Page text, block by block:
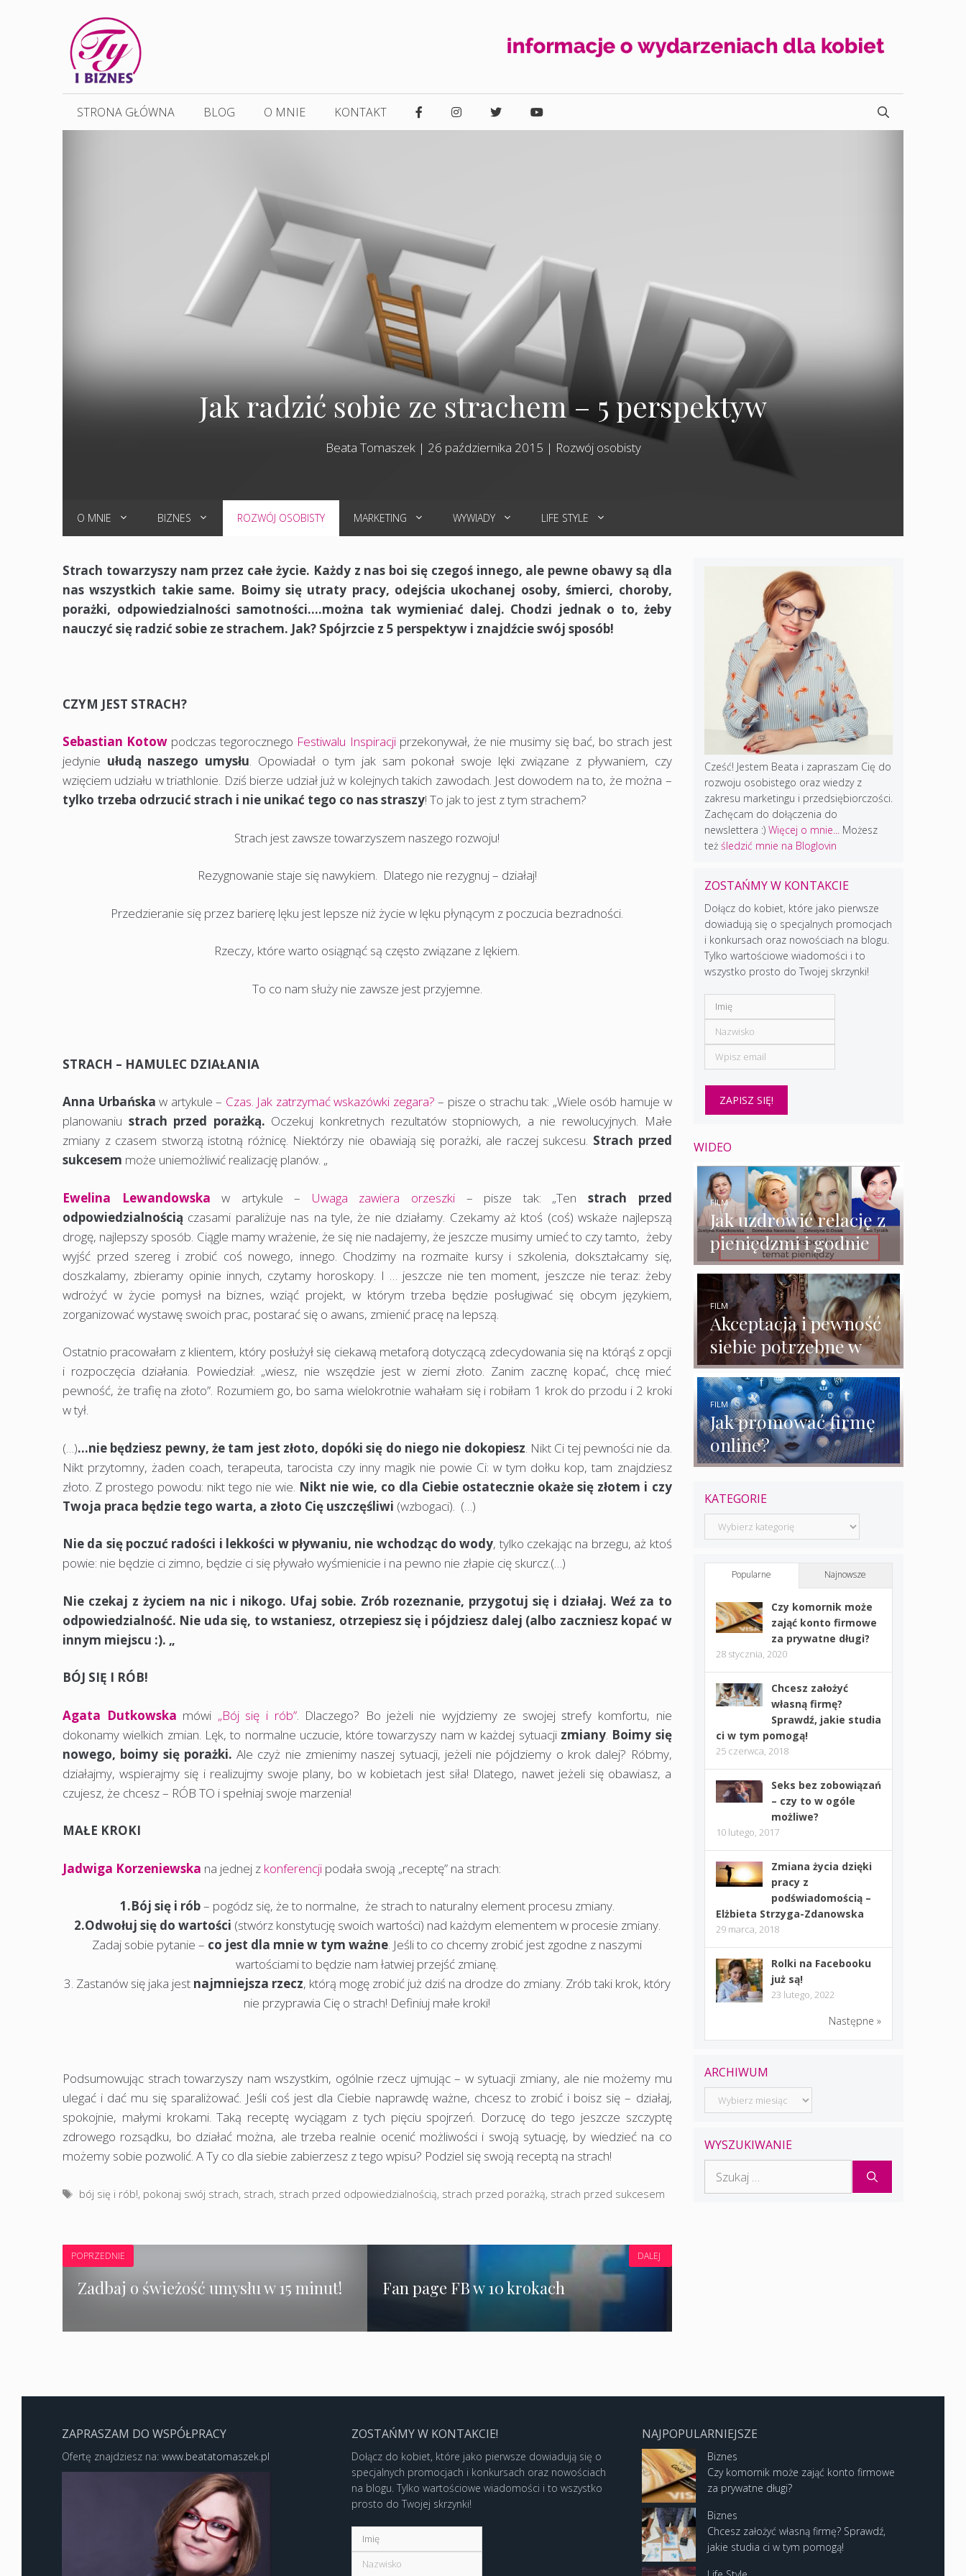
STRONA GŁÓWNA BLOG O MNIE KONTAKT
Jak radzić sobie ze strachem – 5 perspektyw
Beata Tomaszek| 26 października 2015 | Rozwój osobisty
O MNIE BIZNES ROZWÓJ OSOBISTY MARKETING WYWIADY LIFE STYLE
Strach towarzyszy nam przez całe życie. Każdy z nas boi się czegoś innego, ale pewne obawy są dla
nas wszystkich takie same. Boimy się utraty pracy, odejścia ukochanej osoby, śmierci, choroby,
porażki, odpowiedzialności samotności….można tak wymieniać dalej. Chodzi jednak o to, żeby
nauczyć się radzić sobie ze strachem. Jak? Spójrzcie z 5 perspektyw i znajdźcie swój sposób!
CZYM JEST STRACH?
Sebastian Kotow podczas tegorocznego Festiwalu Inspiracjiprzekonywał, że nie musimy się bać, bo strach jest
jedynie ułudą naszego umysłu. Opowiadał o tym jak sam pokonał swoje lęki związane z pływaniem, czy
wzięciem udziału w triathlonie. Dziś bierze udział już w kolejnych takich zawodach. Jest dowodem na to, że można –
tylko trzeba odrzucić strach i nie unikać tego co nas straszy! To jak to jest z tym strachem?
Strach jest zawsze towarzyszem naszego rozwoju!
Rezygnowanie staje się nawykiem. Dlatego nie rezygnuj – działaj!
Przedzieranie się przez barierę lęku jest lepsze niż życie w lęku płynącym z poczucia bezradności.
Rzeczy, które warto osiągnąć są często związane z lękiem.
To co nam służy nie zawsze jest przyjemne.
STRACH – HAMULEC DZIAŁANIA
Anna Urbańska w artykule – Czas. Jak zatrzymać wskazówki zegara? – pisze o strachu tak: „Wiele osób hamuje w
planowaniu strach przed porażką. Oczekuj konkretnych rezultatów stopniowych, a nie rewolucyjnych. Małe
zmiany z czasem stworzą istotną różnicę. Niektórzy nie obawiają się porażki, ale raczej sukcesu. Strach przed
sukcesem może uniemożliwić realizację planów. „
Ewelina Lewandowska w artykule – Uwaga zawiera orzeszki – pisze tak: „Ten strach przed
odpowiedzialnością czasami paraliżuje nas na tyle, że nie działamy. Czekamy aż ktoś (coś) wskaże najlepszą
drogę, najlepszy sposób. Ciągle mamy wrażenie, że się nie nadajemy, że jeszcze musimy umieć to czy tamto, żeby
wyjść przed szereg i zrobić coś nowego, innego. Chodzimy na rozmaite kursy i szkolenia, dokształcamy się,
doszkalamy, zbieramy opinie innych, czytamy horoskopy. I … jeszcze nie ten moment, jeszcze nie teraz: żeby
wdrożyć w życie pomysł na biznes, wziąć projekt, w którym trzeba będzie posługiwać się obcym językiem,
zorganizować wystawę swoich prac, postarać się o awans, zmienić pracę na lepszą.
Ostatnio pracowałam z klientem, który posłużył się ciekawą metaforą dotyczącą zdecydowania się na którąś z opcji
i rozpoczęcia działania. Powiedział: „wiesz, nie wszędzie jest w ziemi złoto. Zanim zacznę kopać, chcę mieć
pewność, że trafię na złoto”. Rozumiem go, bo sama wielokrotnie wahałam się i robiłam 1 krok do przodu i 2 kroki
w tył.
(…)…nie będziesz pewny, że tam jest złoto, dopóki się do niego nie dokopiesz . Nikt Ci tej pewności nie da.
Nikt przytomny, żaden coach, terapeuta, tarocista czy inny magik nie powie Ci: w tym dołku kop, tam znajdziesz
złoto. Z prostego powodu: nikt tego nie wie. Nikt nie wie, co dla Ciebie ostatecznie okaże się złotem i czy
Twoja praca będzie tego warta, a złoto Cię uszczęśliwi (wzbogaci). (…)
Nie da się poczuć radości i lekkości w pływaniu, nie wchodząc do wody, tylko czekając na brzegu, aż ktoś
powie: nie będzie ci zimno, będzie ci się pływało wyśmienicie i na pewno nie złapie cię skurcz.(…)
Nie czekaj z życiem na nic i nikogo. Ufaj sobie. Zrób rozeznanie, przygotuj się i działaj. Weź za to
odpowiedzialność. Nie uda się, to wstaniesz, otrzepiesz się i pójdziesz dalej (albo zaczniesz kopać w
innym miejscu :). „
BÓJ SIĘ I RÓB!
Agata Dutkowska mówi „Bój się i rób”. Dlaczego? Bo jeżeli nie wyjdziemy ze swojej strefy komfortu, nie
dokonamy wielkich zmian. Lęk, to normalne uczucie, które towarzyszy nam w każdej sytuacjizmiany. Boimy się
nowego, boimy się porażki. Ale czyż nie zmienimy naszej sytuacji, jeżeli nie pójdziemy o krok dalej? Róbmy,
działajmy, wspierajmy się i realizujmy swoje plany, bo w kobietach jest siła! Dlatego, nawet jeżeli się obawiasz, a
czujesz, że chcesz – RÓB TO i spełniaj swoje marzenia!
MAŁE KROKI
Jadwiga Korzeniewska na jednej z konferencji podała swoją „receptę” na strach:
1.Bój się i rób– pogódz się, że to normalne, że strach to naturalny element procesu zmiany.
2.Odwołuj się do wartości (stwórz konstytucję swoich wartości) nad każdym elementem w procesie zmiany.
Zadaj sobie pytanie – co jest dla mnie w tym ważne. Jeśli to co chcemy zrobić jest zgodne z naszymi
wartościami to będzie nam łatwiej przejść zmianę.
3. Zastanów się jaka jest najmniejsza rzecz, którą mogę zrobić już dziś na drodze do zmiany. Zrób taki krok, który
nie przyprawia Cię o strach! Definiuj małe kroki!
Podsumowując strach towarzyszy nam wszystkim, ogólnie rzecz ujmując – w sytuacji zmiany, ale nie możemy mu
ulegać i dać mu się sparaliżować. Jeśli coś jest dla Ciebie naprawdę ważne, chcesz to zrobić i boisz się – działaj,
spokojnie, małymi krokami. Taką receptę wyciągam z tych pięciu spojrzeń. Dorzucę do tego jeszcze szczyptę
zdrowego rozsądku, bo działać można, ale trzeba realnie ocenić możliwości i swoją sytuację, by wiedzieć na co
możemy sobie pozwolić. A Ty co dla siebie zabierzesz z tego wpisu? Podziel się swoją receptą na strach!
Tagi
bój się i rób!, pokonaj swój strach, strach, strach przed odpowiedzialnością, strach przed porażką, strach przed sukcesem
POPRZEDNIE
Zadbaj o świeżość umysłu w 15 minut! Fan page FB w 10 krokach
DALEJ
Cześć! Jestem Beata i zapraszam Cię do
rozwoju osobistego oraz wiedzy z
zakresu marketingu i przedsiębiorczości.
Zachęcam do dołączenia do
newslettera :) Więcej o mnie...Możesz
też śledzić mnie na Bloglovin
ZOSTAŃMY W KONTAKCIE
Dołącz do kobiet, które jako pierwsze
dowiadują się o specjalnych promocjach
i konkursach oraz nowościach na blogu.
Tylko wartościowe wiadomości i to
wszystko prosto do Twojej skrzynki!
WIDEO
Jak uzdrowić relację z
pieniędzmi i godnie
zarabiać? – 4
rozmowy z
ekspertkami
FILM
Akceptacja i pewność
siebie potrzebne w
biznesie?
FILM
Jak promować firmę
online?
FILM
KATEGORIE
Kategorie
Popularne Najnowsze
Czy komornik może
zająć konto firmowe
za prywatne długi?
28 stycznia, 2020
Chcesz założyć
własną firmę?
Sprawdź, jakie studia
ci w tym pomogą!
25 czerwca, 2018
Seks bez zobowiązań
– czy to w ogóle
możliwe?
10 lutego, 2017
Zmiana życia dzięki
pracy z
podświadomością –
Elżbieta Strzyga-Zdanowska
29 marca, 2018
Rolki na Facebooku
już są!
23 lutego, 2022
Następne »
ARCHIWUM
Archiwum
WYSZUKIWANIE
ZAPRASZAM DO WSPÓŁPRACY
Ofertę znajdziesz na: www.beatatomaszek.pl
ZOSTAŃMY W KONTAKCIE!
Dołącz do kobiet, które jako pierwsze dowiadują się o
specjalnych promocjach i konkursach oraz nowościach
na blogu. Tylko wartościowe wiadomości i to wszystko
prosto do Twojej skrzynki!
NAJPOPULARNIEJSZE
Biznes
Czy komornik może zająć konto firmowe
za prywatne długi?
Biznes
Chcesz założyć własną firmę? Sprawdź,
jakie studia ci w tym pomogą!